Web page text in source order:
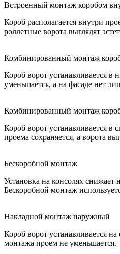
Встроенный монтаж коробом
Короб располагается внутри
роллетные ворота выглядят
Комбинированный монтаж
Короб ворот устанавливается
уменьшается, а на фасаде нет
Комбинированный монтаж
Короб ворот устанавливается в
проема сохраняется, а ворота
Бескоробной монтаж
Установка на консолях снижает
Бескоробной монтаж
Накладной монтаж наружный
Короб ворот устанавливается
монтажа проем не уменьшается.